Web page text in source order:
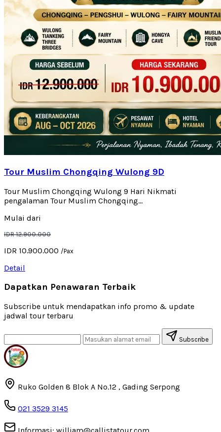
Tour Muslim Chongqing Wulong 9D
Tour Muslim Chongqing Wulong 9 Hari Nikmati
pengalaman Tour Muslim Chongqing...
Mulai dari
IDR 12.900.000
IDR 10.900.000 /Pax
Detail
Dapatkan Penawaran Terbaik
Subscribe untuk mendapatkan info promo & update
jadwal tour terbaru
Subscribe
Ruko Golden 8 Blok A No.12 , Gading Serpong
021 3529 3145